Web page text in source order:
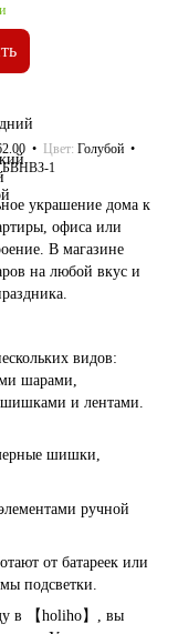
украшение дома к
офиса или
В магазине
на любой вкус и
видов:
шарами,
шишками и лентами.
шишки,
ручной
от батареек или
подсветки.
в 【holiho】, вы
Цвет Голубой
БВНВЗ-1